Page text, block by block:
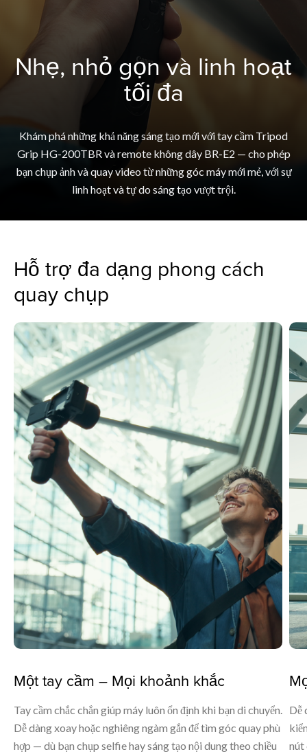
Nhẹ, nhỏ gọn và linh hoạt
tối đa
Khám phá những khả năng sáng tạo mới với tay cầm Tripod
Grip HG-200TBR và remote không dây BR-E2 — cho phép
bạn chụp ảnh và quay video từ những góc máy mới mẻ, với sự
linh hoạt và tự do sáng tạo vượt trội.
Hỗ trợ đa dạng phong cách
quay chụp
Một tay cầm – Mọi khoảnh khắc
Tay cầm chắc chắn giúp máy luôn ổn định khi bạn di chuyển.
Dễ dàng xoay hoặc nghiêng ngàm gắn để tìm góc quay phù
hợp — dù bạn chụp selfie hay sáng tạo nội dung theo chiều
Dễ
nút